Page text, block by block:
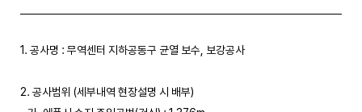
1. 공사명 : 무역센터 지하공동구 균열 보수, 보강공사
2. 공사범위 (세부내역 현장설명 시 배부)